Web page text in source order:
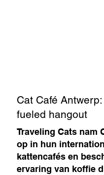
Cat Café
fueled hangout
Traveling Cats nam
op in hun
kattencafés en
ervaring van koffie